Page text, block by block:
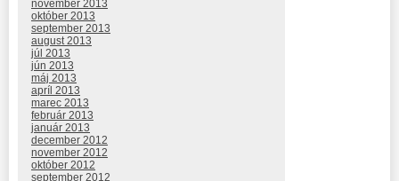
november 2013
október 2013
september 2013
august 2013
júl 2013
jún 2013
máj 2013
apríl 2013
marec 2013
február 2013
január 2013
december 2012
november 2012
október 2012
september 2012